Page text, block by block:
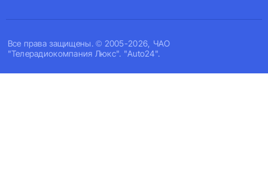
Все права защищены. © 2005-2026, ЧАО
"Телерадиокомпания Люкс". "Auto24".